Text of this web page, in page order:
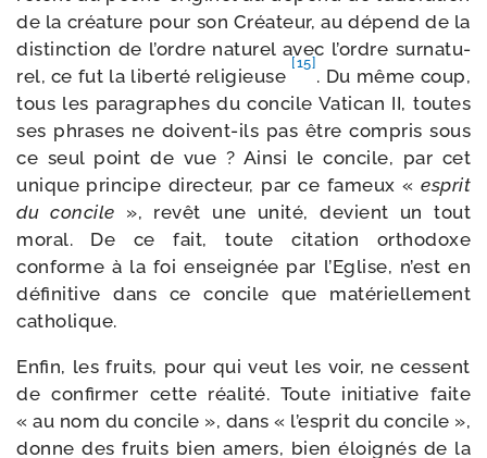
de la créa­ture pour son Créateur, au dépend de la
dis­tinc­tion de l’ordre natu­rel avec l’ordre sur­na­tu­
rel, ce fut la liber­té reli­gieuse
[15]
. Du même coup,
tous les para­graphes du concile Vatican II, toutes
ses phrases ne doivent-​ils pas être com­pris sous
ce seul point de vue ? Ainsi le concile, par cet
unique prin­cipe direc­teur, par ce fameux « esprit
du concile », revêt une uni­té, devient un tout
moral. De ce fait, toute cita­tion ortho­doxe
conforme à la foi ensei­gnée par l’Eglise, n’est en
défi­ni­tive dans ce concile que maté­riel­le­ment
catholique.
Enfin, les fruits, pour qui veut les voir, ne cessent
de confir­mer cette réa­li­té. Toute ini­tia­tive faite
« au nom du concile », dans « l’es­prit du concile »,
donne des fruits bien amers, bien éloi­gnés de la